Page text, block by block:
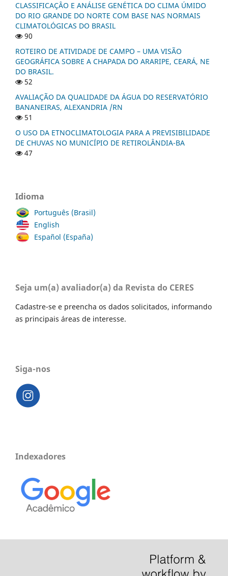
CLASSIFICAÇÂO E ANÁLISE GENÉTICA DO CLIMA ÚMIDO
DO RIO GRANDE DO NORTE COM BASE NAS NORMAIS
CLIMATOLÓGICAS DO BRASIL
90
ROTEIRO DE ATIVIDADE DE CAMPO – UMA VISÃO
GEOGRÁFICA SOBRE A CHAPADA DO ARARIPE, CEARÁ, NE
DO BRASIL.
52
AVALIAÇÃO DA QUALIDADE DA ÁGUA DO RESERVATÓRIO
BANANEIRAS, ALEXANDRIA /RN
51
O USO DA ETNOCLIMATOLOGIA PARA A PREVISIBILIDADE
DE CHUVAS NO MUNICÍPIO DE RETIROLÂNDIA-BA
47
Idioma
Português (Brasil)
English
Español (España)
Seja um(a) avaliador(a) da Revista do CERES
Cadastre-se e preencha os dados solicitados, informando
as principais áreas de interesse.
Siga-nos
Indexadores